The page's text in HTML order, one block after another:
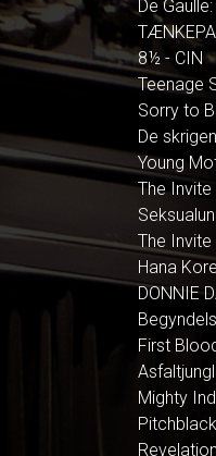
De
8½ - CIN
Teenage
Sorry to
De
Young
The Invite
The Invite
Hana
DONNIE
First
Mighty